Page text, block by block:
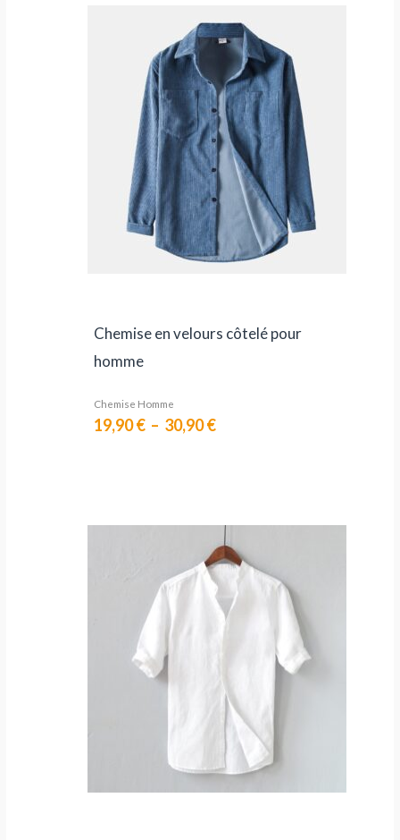
Chemise en velours côtelé pour
homme
Chemise Homme
19,90€ – 30,90€
prix :
19,90 €
30,90 €
de
prix :
18,90 €
à
24,90 €